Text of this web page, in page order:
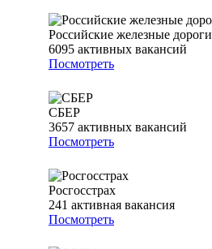
Российские железные дороги
6095 активных вакансий
Посмотреть
СБЕР
3657 активных вакансий
Посмотреть
Росгосстрах
241 активная вакансия
Посмотреть